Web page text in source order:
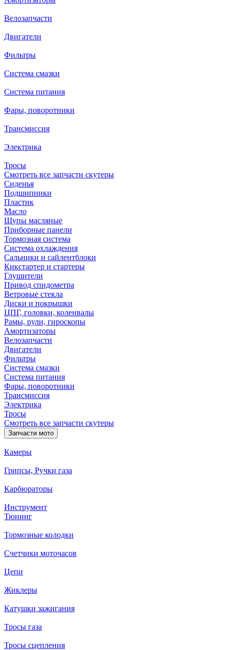
Велозапчасти
Двигатели
Фильтры
Система смазки
Система питания
Фары, поворотники
Трансмиссия
Электрика
Тросы
Смотреть все запчасти скутеры
Сиденья
Подшипники
Пластик
Масло
Щупы масляные
Приборные панели
Тормозная система
Система охлаждения
Сальники и сайлентблоки
Кикстартер и стартеры
Глушители
Привод спидометра
Ветровые стекла
Диски и покрышки
ЦПГ, головки, коленвалы
Рамы, рули, гироскопы
Амортизаторы
Велозапчасти
Двигатели
Фильтры
Система смазки
Система питания
Фары, поворотники
Трансмиссия
Электрика
Тросы
Смотреть все запчасти скутеры
Запчасти мото
Камеры
Грипсы, Ручки газа
Карбюраторы
Инструмент
Тюнинг
Тормозные колодки
Счетчики моточасов
Цепи
Жиклеры
Катушки зажигания
Тросы газа
Тросы сцепления